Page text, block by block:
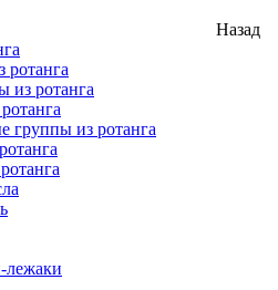
Назад
ротанга
из ротанга
группы из ротанга
лежаки